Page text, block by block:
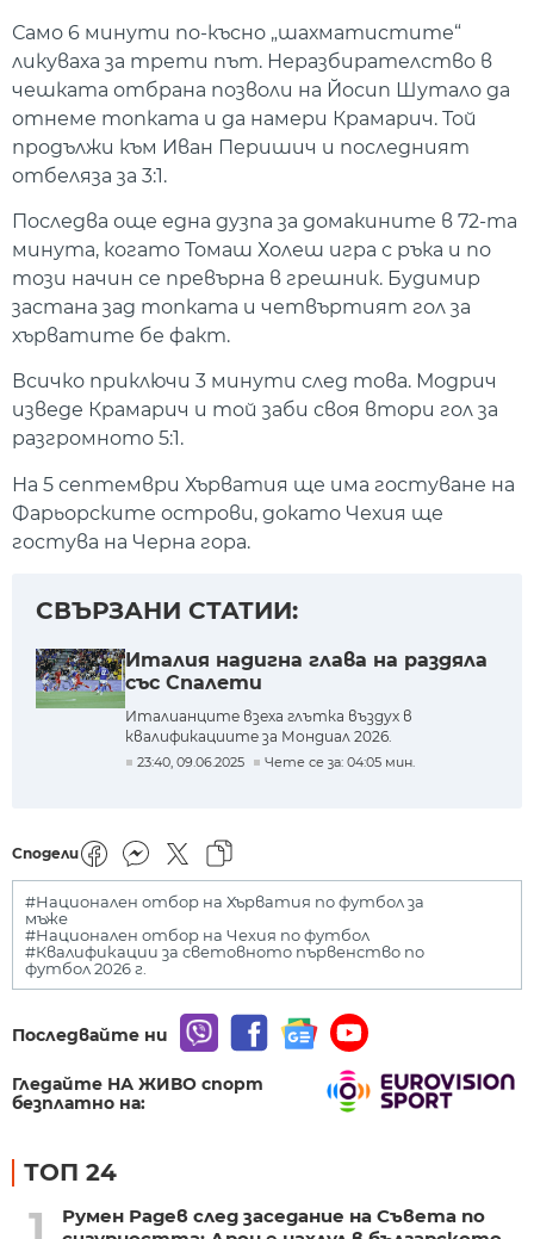
Само 6 минути по-късно „шахматистите“
ликуваха за трети път. Неразбирателство в
чешката отбрана позволи на Йосип Шутало да
отнеме топката и да намери Крамарич. Той
продължи към Иван Перишич и последният
отбеляза за 3:1.
Последва още една дузпа за домакините в 72-та
минута, когато Томаш Холеш игра с ръка и по
този начин се превърна в грешник. Будимир
застана зад топката и четвъртият гол за
хърватите бе факт.
Всичко приключи 3 минути след това. Модрич
изведе Крамарич и той заби своя втори гол за
разгромното 5:1.
На 5 септември Хърватия ще има гостуване на
Фарьорските острови, докато Чехия ще
гостува на Черна гора.
СВЪРЗАНИ СТАТИИ:
Италия надигна глава на раздяла
със Спалети
Италианците взеха глътка въздух в
квалификациите за Мондиал 2026.
23:40, 09.06.2025 Чете се за: 04:05 мин.
Сподели
#Национален отбор на Хърватия по футбол за
мъже
#Национален отбор на Чехия по футбол
#Квалификации за световното първенство по
футбол 2026 г.
Последвайте ни
Гледайте НА ЖИВО спорт
безплатно на:
ТОП 24
1
Румен Радев след заседание на Съвета по